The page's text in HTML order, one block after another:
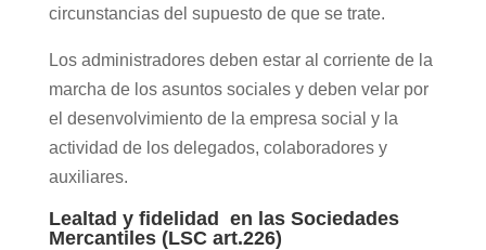
circunstancias del supuesto de que se trate.
Los administradores deben estar al corriente de la
marcha de los asuntos sociales y deben velar por
el desenvolvimiento de la empresa social y la
actividad de los delegados, colaboradores y
auxiliares.
Lealtad y fidelidad en las Sociedades
Mercantiles (LSC art.226)